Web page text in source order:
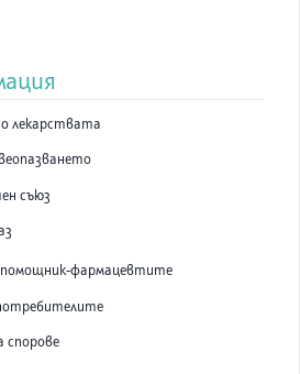
лекарствата
съюз
помощник-фармацевтите
спорове